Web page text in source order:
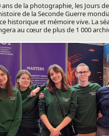
ans de la photographie, les Jours
de la Seconde Guerre
historique et mémoire vive. La
au cœur de plus de 1 000